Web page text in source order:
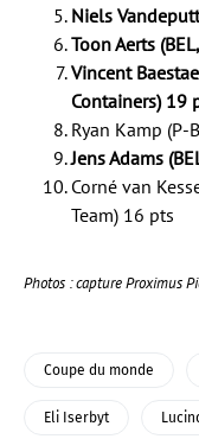
Niels
Toon Aerts
Vincent
Containers) 19
Ryan Kamp
Jens Adams
Corné van
Team) 16 pts
Photos : capture Proximus
Coupe du monde
Eli Iserbyt